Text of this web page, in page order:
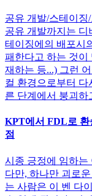
공유 개발/스테이징
공유 개발까지는 디
테이징에의 배포시
패한다고 하는 것이
재하는 등...) 그런
컬 환경으로부터 다
른 단계에서 붕괴하
KPT에서 FDL로 환
점
시종 긍정에 임하는
다만, 하나만 괴로
는 사람은 이 벤 다